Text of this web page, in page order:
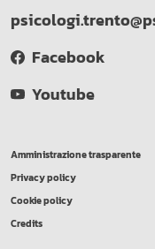
Facebook
Youtube
Amministrazione trasparente
Privacy policy
Cookie policy
Credits